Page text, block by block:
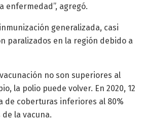
enfermedad”, agregó.
generalizada, casi
paralizados en la región debido a
no son superiores al
la polio puede volver. En 2020, 12
de coberturas inferiores al 80%
la vacuna.